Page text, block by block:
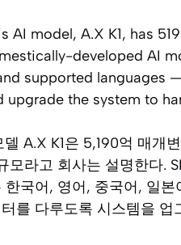
AI model, A.X K1, has
developed AI
supported languages
upgrade the system to
A.X K1은 5,190억 매개
모라고 회사는 설명한다.
한국어, 영어, 중국어, 일
를 다루도록 시스템을 업